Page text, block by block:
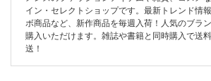
イン・セレクトショップです。最新トレンド情
ボ商品など、新作商品を毎週入荷！人気のブラ
購入いただけます。雑誌や書籍と同時購入で送
送！